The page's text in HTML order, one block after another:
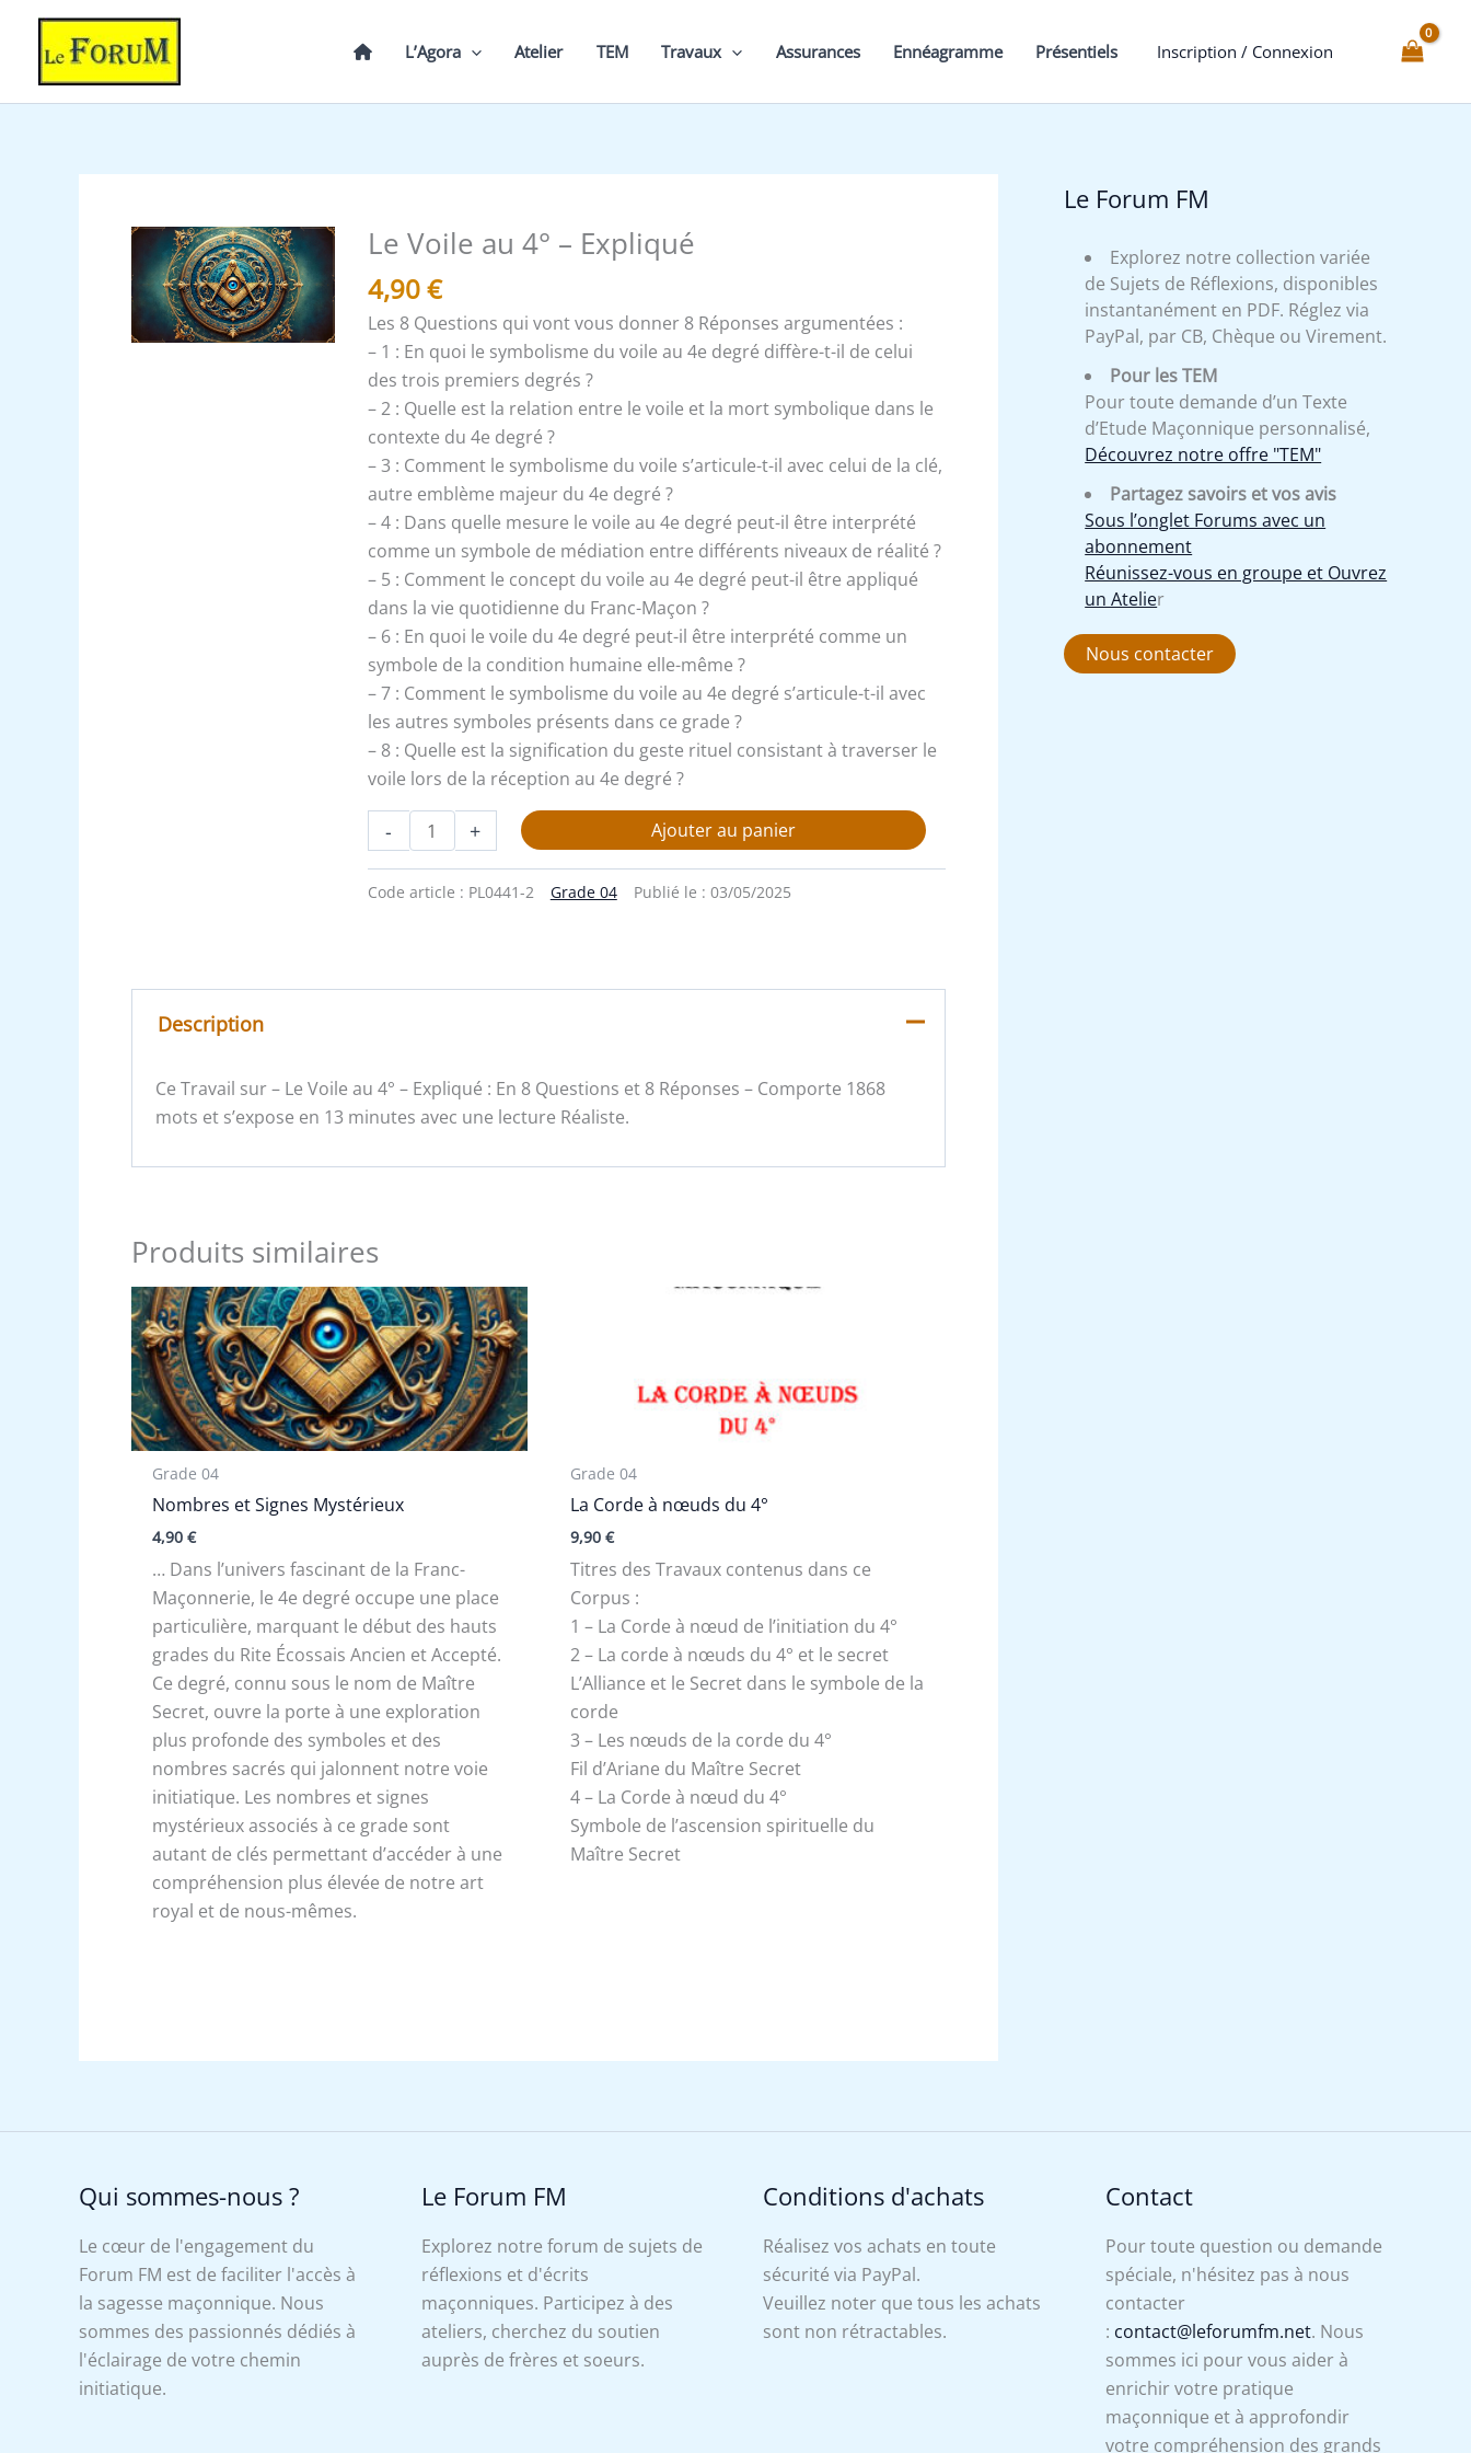
contenu
L’Agora Atelier TEM Travaux Assurances Ennéagramme Présentiels Inscription / Connexion
Le Voile au 4° – Expliqué
4,90€
Les 8 Questions qui vont vous donner 8 Réponses argumentées :
– 1 : En quoi le symbolisme du voile au 4e degré diffère-t-il de celui
des trois premiers degrés ?
– 2 : Quelle est la relation entre le voile et la mort symbolique dans le
contexte du 4e degré ?
– 3 : Comment le symbolisme du voile s’articule-t-il avec celui de la clé,
autre emblème majeur du 4e degré ?
– 4 : Dans quelle mesure le voile au 4e degré peut-il être interprété
comme un symbole de médiation entre différents niveaux de réalité ?
– 5 : Comment le concept du voile au 4e degré peut-il être appliqué
dans la vie quotidienne du Franc-Maçon ?
– 6 : En quoi le voile du 4e degré peut-il être interprété comme un
symbole de la condition humaine elle-même ?
– 7 : Comment le symbolisme du voile au 4e degré s’articule-t-il avec
les autres symboles présents dans ce grade ?
– 8 : Quelle est la signification du geste rituel consistant à traverser le
voile lors de la réception au 4e degré ?
-
quantité
Le
Voile
au
4°
-
Expliqué
+ Ajouter au panier
Code article : PL0441-2 Grade 04 Publié le : 03/05/2025
Description
Ce Travail sur – Le Voile au 4° – Expliqué : En 8 Questions et 8 Réponses – Comporte 1868
mots et s’expose en 13 minutes avec une lecture Réaliste.
Produits similaires
Grade 04
Nombres et Signes Mystérieux
4,90€
… Dans l’univers fascinant de la Franc-
Maçonnerie, le 4e degré occupe une place
particulière, marquant le début des hauts
grades du Rite Écossais Ancien et Accepté.
Ce degré, connu sous le nom de Maître
Secret, ouvre la porte à une exploration
plus profonde des symboles et des
nombres sacrés qui jalonnent notre voie
initiatique. Les nombres et signes
mystérieux associés à ce grade sont
autant de clés permettant d’accéder à une
compréhension plus élevée de notre art
royal et de nous-mêmes.
Grade 04
La Corde à nœuds du 4°
9,90€
Titres des Travaux contenus dans ce
Corpus :
1 – La Corde à nœud de l’initiation du 4°
2 – La corde à nœuds du 4° et le secret
L’Alliance et le Secret dans le symbole de la
corde
3 – Les nœuds de la corde du 4°
Fil d’Ariane du Maître Secret
4 – La Corde à nœud du 4°
Symbole de l’ascension spirituelle du
Maître Secret
Le Forum FM
Explorez notre collection variée
de Sujets de Réflexions, disponibles
instantanément en PDF. Réglez via
PayPal, par CB, Chèque ou Virement.
Pour les TEM
Pour toute demande d’un Texte
d’Etude Maçonnique personnalisé,
Découvrez notre offre "TEM"
Partagez savoirs et vos avis
Sous l’onglet Forums avec un
abonnement
Réunissez-vous en groupe et Ouvrez
un Atelier
Nous contacter
Qui sommes-nous ?
Le cœur de l'engagement du
Forum FM est de faciliter l'accès à
la sagesse maçonnique. Nous
sommes des passionnés dédiés à
l'éclairage de votre chemin
initiatique.
Le Forum FM
Explorez notre forum de sujets de
réflexions et d'écrits
maçonniques. Participez à des
ateliers, cherchez du soutien
auprès de frères et soeurs.
Conditions d'achats
Réalisez vos achats en toute
sécurité via PayPal.
Veuillez noter que tous les achats
sont non rétractables.
Contact
Pour toute question ou demande
spéciale, n'hésitez pas à nous
contacter
: contact@leforumfm.net. Nous
sommes ici pour vous aider à
enrichir votre pratique
maçonnique et à approfondir
votre compréhension des grands
au
-